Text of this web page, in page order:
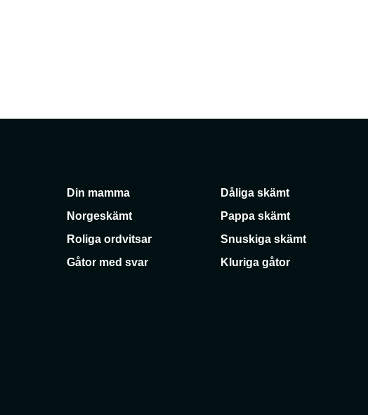
Din mamma
Dåliga skämt
Norgeskämt
Pappa skämt
Roliga ordvitsar
Snuskiga skämt
Gåtor med svar
Kluriga gåtor